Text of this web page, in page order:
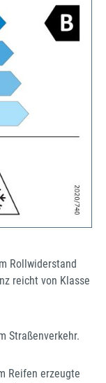
Rollwiderstand
reicht von Klasse
Straßenverkehr.
Reifen erzeugte